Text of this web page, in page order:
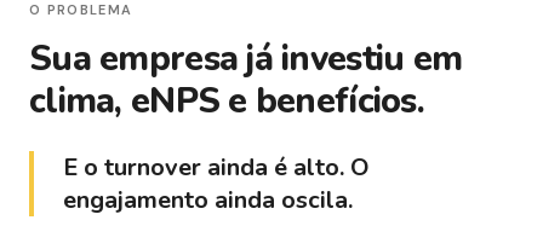
O PROBLEMA
Sua empresa já investiu em
clima, eNPS e benefícios.
E o turnover ainda é alto. O
engajamento ainda oscila.